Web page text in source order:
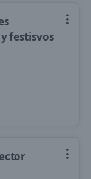
festisvos